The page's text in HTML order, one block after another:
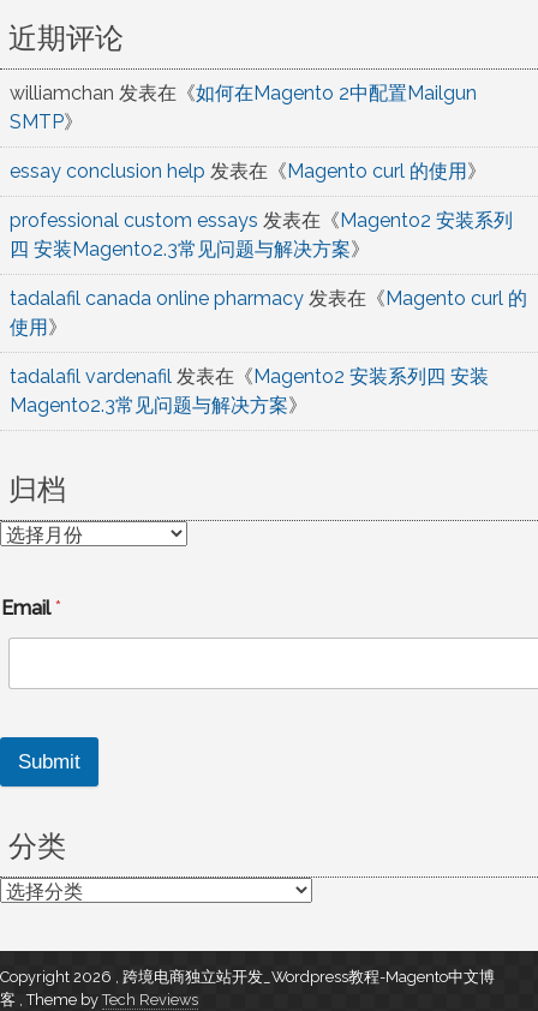
近期评论
williamchan 发表在《如何在Magento 2中配置Mailgun
SMTP》
essay conclusion help 发表在《Magento curl 的使用》
professional custom essays 发表在《Magento2 安装系列
四 安装Magento2.3常见问题与解决方案》
tadalafil canada online pharmacy 发表在《Magento curl 的
使用》
tadalafil vardenafil 发表在《Magento2 安装系列四 安装
Magento2.3常见问题与解决方案》
归档
归
Email*
Submit
分类
分
Copyright 2026 , 跨境电商独立站开发_Wordpress教程-Magento中文博
客 ,Theme byTech Reviews